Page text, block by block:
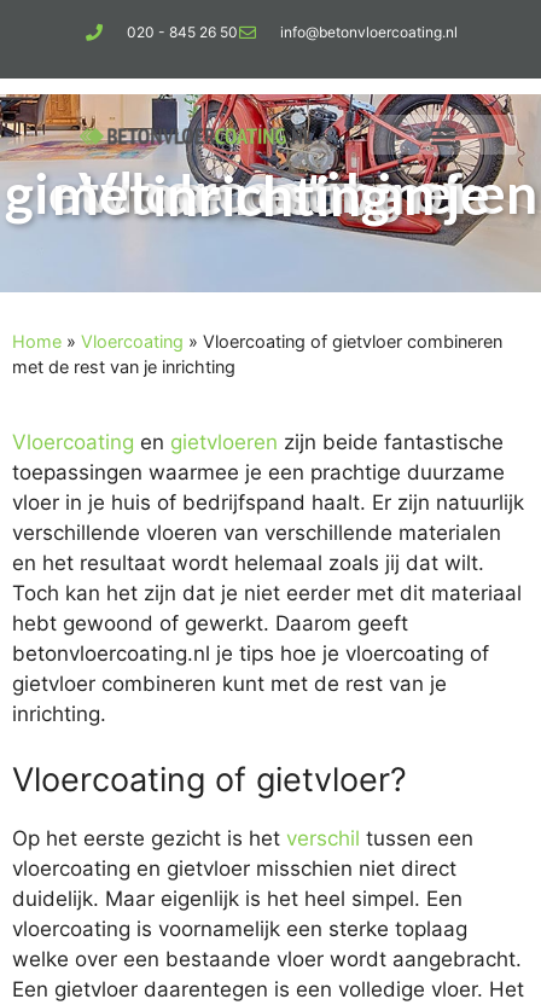
020 - 845 26 50 info@betonvloercoating.nl
Vloercoating of gietvloer combineren met de rest van je inrichting
Home » Vloercoating » Vloercoating of gietvloer combineren
met de rest van je inrichting
Vloercoating en gietvloeren zijn beide fantastische
toepassingen waarmee je een prachtige duurzame
vloer in je huis of bedrijfspand haalt. Er zijn natuurlijk
verschillende vloeren van verschillende materialen
en het resultaat wordt helemaal zoals jij dat wilt.
Toch kan het zijn dat je niet eerder met dit materiaal
hebt gewoond of gewerkt. Daarom geeft
betonvloercoating.nl je tips hoe je vloercoating of
gietvloer combineren kunt met de rest van je
inrichting.
Vloercoating of gietvloer?
Op het eerste gezicht is het verschil tussen een
vloercoating en gietvloer misschien niet direct
duidelijk. Maar eigenlijk is het heel simpel. Een
vloercoating is voornamelijk een sterke toplaag
welke over een bestaande vloer wordt aangebracht.
Een gietvloer daarentegen is een volledige vloer. Het